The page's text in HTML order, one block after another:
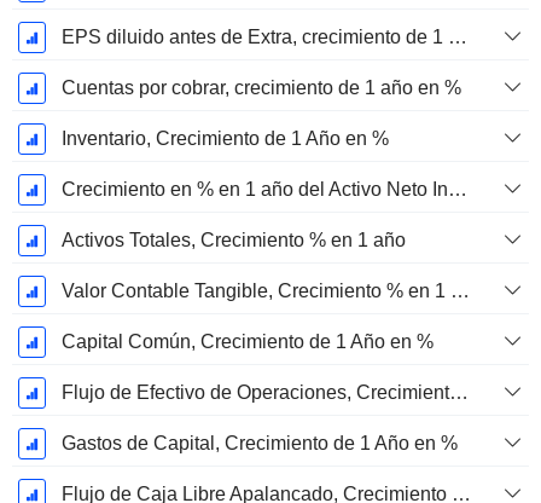
EPS diluido antes de Extra, crecimiento de 1 año %
Cuentas por cobrar, crecimiento de 1 año en %
Inventario, Crecimiento de 1 Año en %
Crecimiento en % en 1 año del Activo Neto Inmovilizado Material
Activos Totales, Crecimiento % en 1 año
Valor Contable Tangible, Crecimiento % en 1 año
Capital Común, Crecimiento de 1 Año en %
Flujo de Efectivo de Operaciones, Crecimiento de 1 Año en %
Gastos de Capital, Crecimiento de 1 Año en %
Flujo de Caja Libre Apalancado, Crecimiento de 1 Año %